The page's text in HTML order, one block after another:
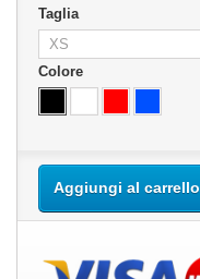
Taglia
Colore
Aggiungi al carrello